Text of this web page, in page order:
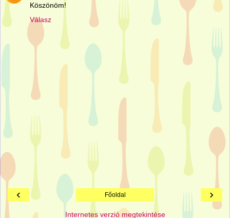
Köszönöm!
Válasz
‹ ›
Főoldal
Internetes verzió megtekintése